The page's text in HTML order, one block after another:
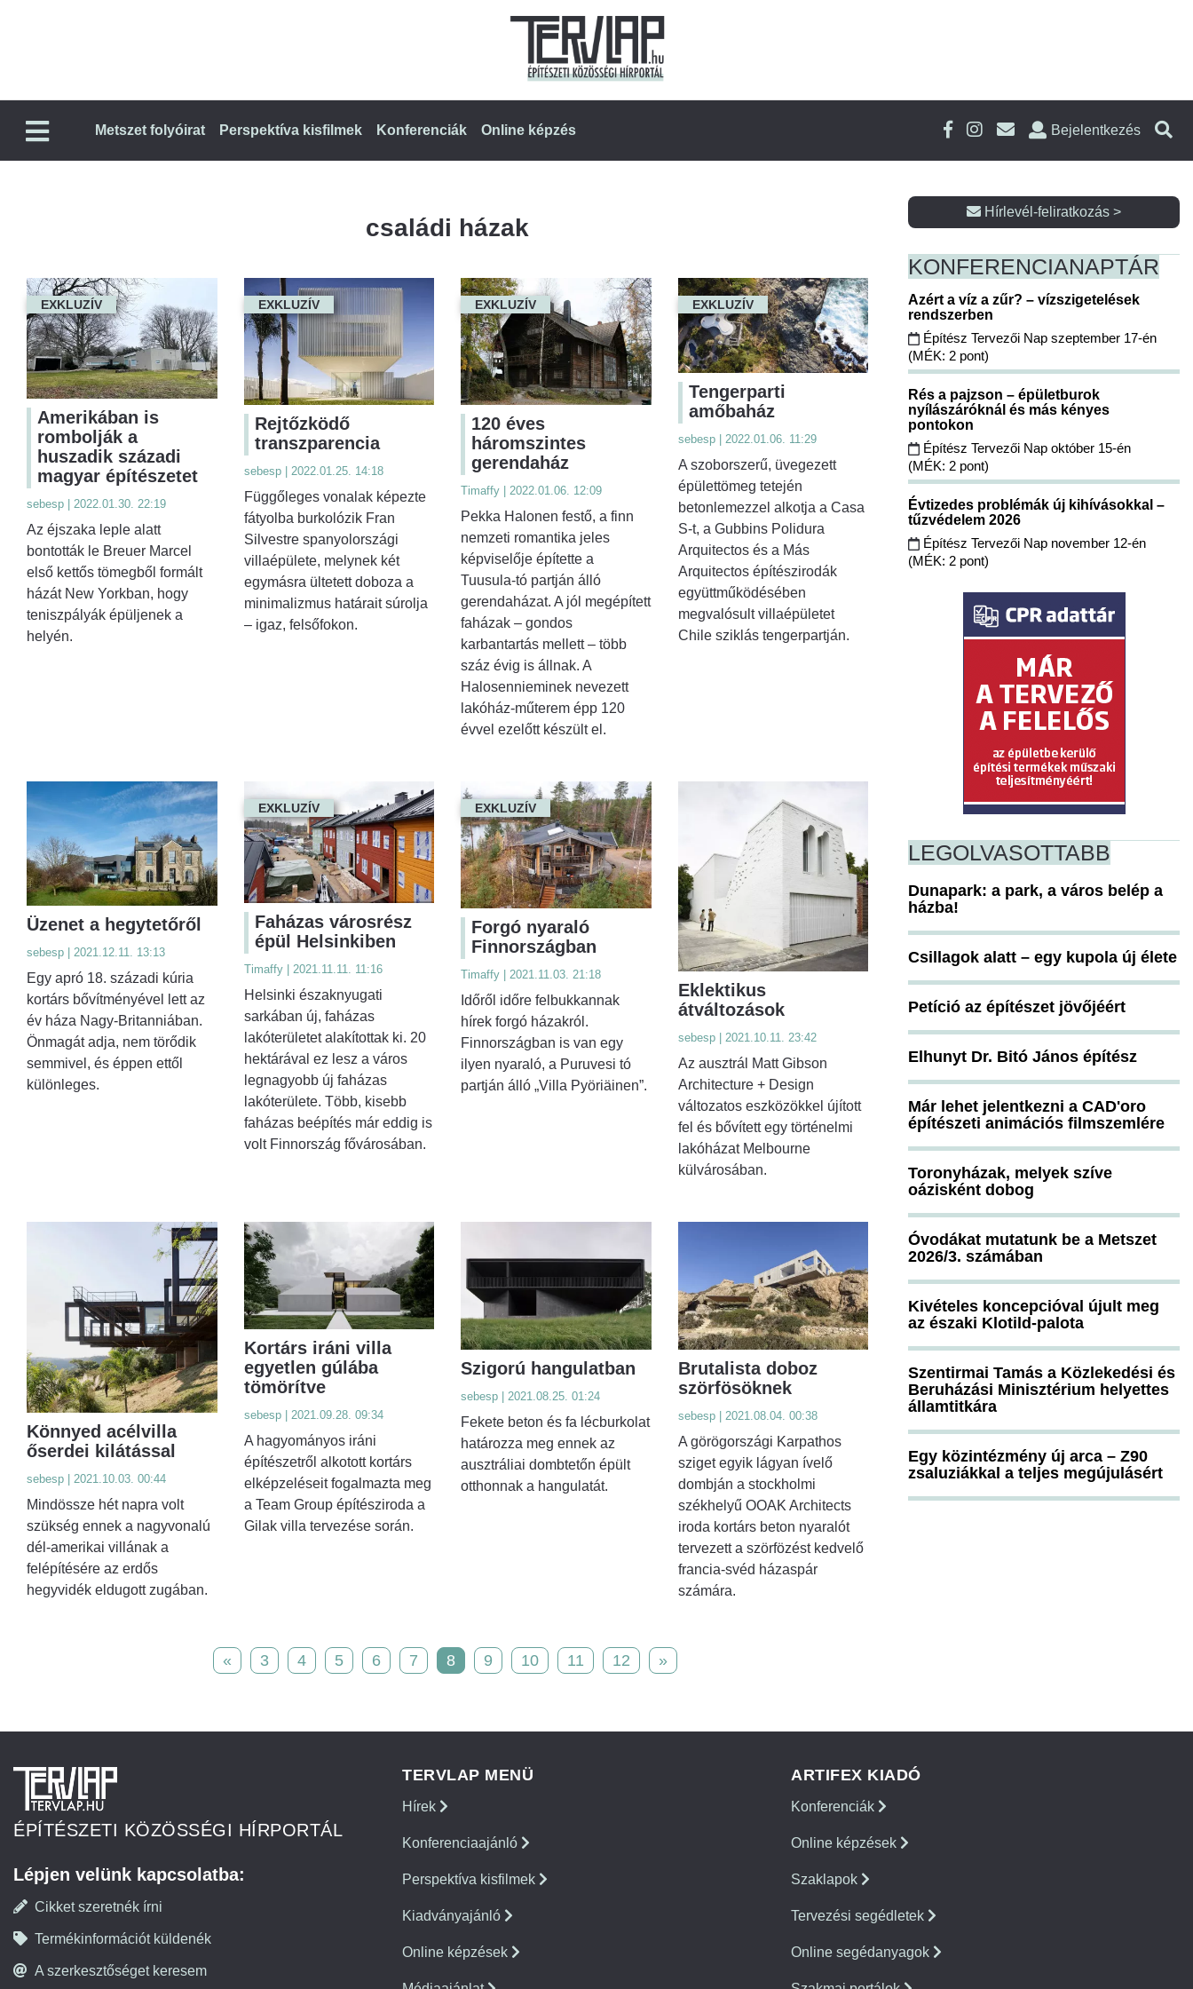
Metszet folyóirat Perspektíva kisfilmek Konferenciák Online képzés Bejelentkezés
családi házak
EXKLUZÍV
Amerikában is
rombolják a
huszadik századi
magyar építészetet
sebesp | 2022.01.30. 22:19
Az éjszaka leple alatt
bontották le Breuer Marcel
első kettős tömegből formált
házát New Yorkban, hogy
teniszpályák épüljenek a
helyén.
EXKLUZÍV
Rejtőzködő
transzparencia
sebesp | 2022.01.25. 14:18
Függőleges vonalak képezte
fátyolba burkolózik Fran
Silvestre spanyolországi
villaépülete, melynek két
egymásra ültetett doboza a
minimalizmus határait súrolja
– igaz, felsőfokon.
EXKLUZÍV
120 éves
háromszintes
gerendaház
Timaffy | 2022.01.06. 12:09
Pekka Halonen festő, a finn
nemzeti romantika jeles
képviselője építette a
Tuusula-tó partján álló
gerendaházat. A jól megépített
faházak – gondos
karbantartás mellett – több
száz évig is állnak. A
Halosennieminek nevezett
lakóház-műterem épp 120
évvel ezelőtt készült el.
EXKLUZÍV
Tengerparti
amőbaház
sebesp | 2022.01.06. 11:29
A szoborszerű, üvegezett
épülettömeg tetején
betonlemezzel alkotja a Casa
S-t, a Gubbins Polidura
Arquitectos és a Más
Arquitectos építészirodák
együttműködésében
megvalósult villaépületet
Chile sziklás tengerpartján.
Üzenet a hegytetőről
sebesp | 2021.12.11. 13:13
Egy apró 18. századi kúria
kortárs bővítményével lett az
év háza Nagy-Britanniában.
Önmagát adja, nem törődik
semmivel, és éppen ettől
különleges.
EXKLUZÍV
Faházas városrész
épül Helsinkiben
Timaffy | 2021.11.11. 11:16
Helsinki északnyugati
sarkában új, faházas
lakóterületet alakítottak ki. 20
hektárával ez lesz a város
legnagyobb új faházas
lakóterülete. Több, kisebb
faházas beépítés már eddig is
volt Finnország fővárosában.
EXKLUZÍV
Forgó nyaraló
Finnországban
Timaffy | 2021.11.03. 21:18
Időről időre felbukkannak
hírek forgó házakról.
Finnországban is van egy
ilyen nyaraló, a Puruvesi tó
partján álló „Villa Pyöriäinen”.
Eklektikus
átváltozások
sebesp | 2021.10.11. 23:42
Az ausztrál Matt Gibson
Architecture + Design
változatos eszközökkel újított
fel és bővített egy történelmi
lakóházat Melbourne
külvárosában.
Könnyed acélvilla
őserdei kilátással
sebesp | 2021.10.03. 00:44
Mindössze hét napra volt
szükség ennek a nagyvonalú
dél-amerikai villának a
felépítésére az erdős
hegyvidék eldugott zugában.
Kortárs iráni villa
egyetlen gúlába
tömörítve
sebesp | 2021.09.28. 09:34
A hagyományos iráni
építészetről alkotott kortárs
elképzeléseit fogalmazta meg
a Team Group építésziroda a
Gilak villa tervezése során.
Szigorú hangulatban
sebesp | 2021.08.25. 01:24
Fekete beton és fa lécburkolat
határozza meg ennek az
ausztráliai dombtetőn épült
otthonnak a hangulatát.
Brutalista doboz
szörfösöknek
sebesp | 2021.08.04. 00:38
A görögországi Karpathos
sziget egyik lágyan ívelő
dombján a stockholmi
székhelyű OOAK Architects
iroda kortárs beton nyaralót
tervezett a szörfözést kedvelő
francia-svéd házaspár
számára.
« 3 4 5 6 7 8 9 10 11 12 »
Hírlevél-feliratkozás >
KONFERENCIANAPTÁR
Azért a víz a zűr? – vízszigetelések
rendszerben
Építész Tervezői Nap szeptember 17-én
(MÉK: 2 pont)
Rés a pajzson – épületburok
nyílászáróknál és más kényes
pontokon
Építész Tervezői Nap október 15-én
(MÉK: 2 pont)
Évtizedes problémák új kihívásokkal –
tűzvédelem 2026
Építész Tervezői Nap november 12-én
(MÉK: 2 pont)
LEGOLVASOTTABB
Dunapark: a park, a város belép a
házba!
Csillagok alatt – egy kupola új élete
Petíció az építészet jövőjéért
Elhunyt Dr. Bitó János építész
Már lehet jelentkezni a CAD'oro
építészeti animációs filmszemlére
Toronyházak, melyek szíve
oázisként dobog
Óvodákat mutatunk be a Metszet
2026/3. számában
Kivételes koncepcióval újult meg
az északi Klotild-palota
Szentirmai Tamás a Közlekedési és
Beruházási Minisztérium helyettes
államtitkára
Egy közintézmény új arca – Z90
zsaluziákkal a teljes megújulásért
ÉPÍTÉSZETI KÖZÖSSÉGI HÍRPORTÁL
Lépjen velünk kapcsolatba:
Cikket szeretnék írni
Termékinformációt küldenék
A szerkesztőséget keresem
TERVLAP MENÜ
Hírek
Konferenciaajánló
Perspektíva kisfilmek
Kiadványajánló
Online képzések
ARTIFEX KIADÓ
Konferenciák
Online képzések
Szaklapok
Tervezési segédletek
Online segédanyagok